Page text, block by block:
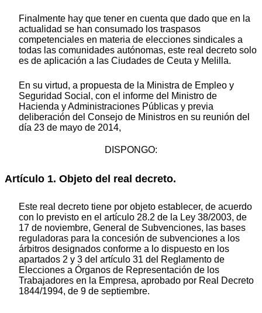
Finalmente hay que tener en cuenta que dado que en la
actualidad se han consumado los traspasos
competenciales en materia de elecciones sindicales a
todas las comunidades autónomas, este real decreto solo
es de aplicación a las Ciudades de Ceuta y Melilla.
En su virtud, a propuesta de la Ministra de Empleo y
Seguridad Social, con el informe del Ministro de
Hacienda y Administraciones Públicas y previa
deliberación del Consejo de Ministros en su reunión del
día 23 de mayo de 2014,
DISPONGO:
Artículo 1. Objeto del real decreto.
Este real decreto tiene por objeto establecer, de acuerdo
con lo previsto en el artículo 28.2 de la Ley 38/2003, de
17 de noviembre, General de Subvenciones, las bases
reguladoras para la concesión de subvenciones a los
árbitros designados conforme a lo dispuesto en los
apartados 2 y 3 del artículo 31 del Reglamento de
Elecciones a Órganos de Representación de los
Trabajadores en la Empresa, aprobado por Real Decreto
1844/1994, de 9 de septiembre.